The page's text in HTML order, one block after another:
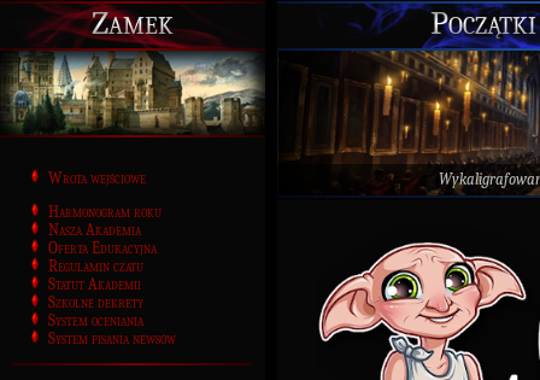
Zamek
Wrota wejściowe
Harmonogram roku
Nasza Akademia
Oferta Edukacyjna
Regulamin czatu
Statut Akademii
Szkolne dekrety
System oceniania
System pisania newsów